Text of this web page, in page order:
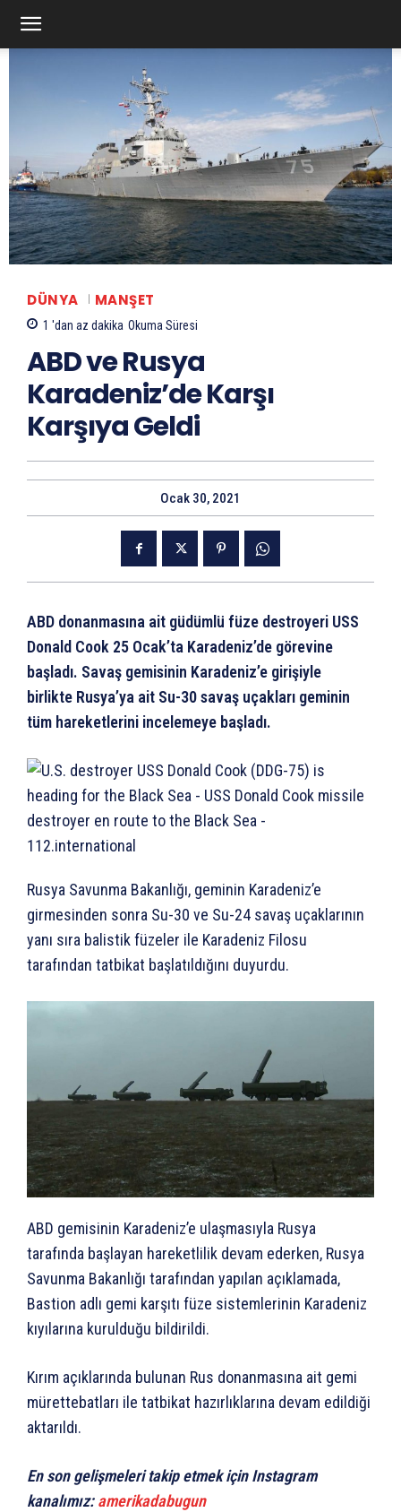
DÜNYA MANŞET
1 'dan az dakika Okuma Süresi
ABD ve Rusya
Karadeniz’de Karşı
Karşıya Geldi
Ocak 30, 2021
ABD donanmasına ait güdümlü füze destroyeri USS
Donald Cook 25 Ocak’ta Karadeniz’de görevine
başladı. Savaş gemisinin Karadeniz’e girişiyle
birlikte Rusya’ya ait Su-30 savaş uçakları geminin
tüm hareketlerini incelemeye başladı.
Rusya Savunma Bakanlığı, geminin Karadeniz’e
girmesinden sonra Su-30 ve Su-24 savaş uçaklarının
yanı sıra balistik füzeler ile Karadeniz Filosu
tarafından tatbikat başlatıldığını duyurdu.
ABD gemisinin Karadeniz’e ulaşmasıyla Rusya
tarafında başlayan hareketlilik devam ederken, Rusya
Savunma Bakanlığı tarafından yapılan açıklamada,
Bastion adlı gemi karşıtı füze sistemlerinin Karadeniz
kıyılarına kurulduğu bildirildi.
Kırım açıklarında bulunan Rus donanmasına ait gemi
mürettebatları ile tatbikat hazırlıklarına devam edildiği
aktarıldı.
En son gelişmeleri takip etmek için Instagram
kanalımız:amerikadabugun